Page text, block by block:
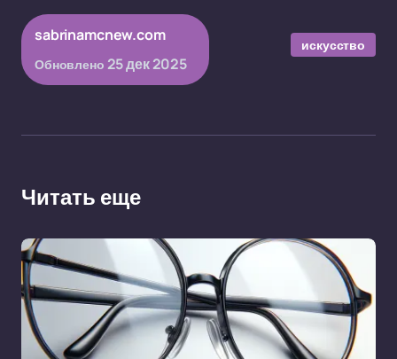
sabrinamcnew.com
Обновлено 25 дек 2025
искусство
Читать еще